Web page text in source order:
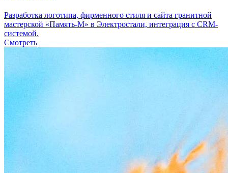
Разработка логотипа, фирменного стиля и сайта гранитной
мастерской «Память-М» в Электростали, интеграция с CRM-
системой.
Смотреть